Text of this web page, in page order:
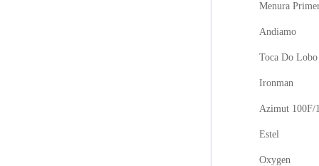
Menura
Andiamo
Toca Do Lobo
Ironman
Azimut 100F/
Estel
Oxygen